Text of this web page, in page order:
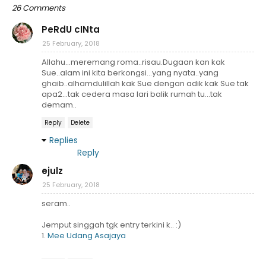
26 Comments
PeRdU cINta
25 February, 2018
Allahu...meremang roma..risau.Dugaan kan kak
Sue..alam ini kita berkongsi...yang nyata..yang
ghaib..alhamdulillah kak Sue dengan adik kak Sue tak
apa2...tak cedera masa lari balik rumah tu...tak
demam..
Reply Delete
Replies
Reply
ejulz
25 February, 2018
seram..
Jemput singgah tgk entry terkini k.. :)
1. Mee Udang Asajaya